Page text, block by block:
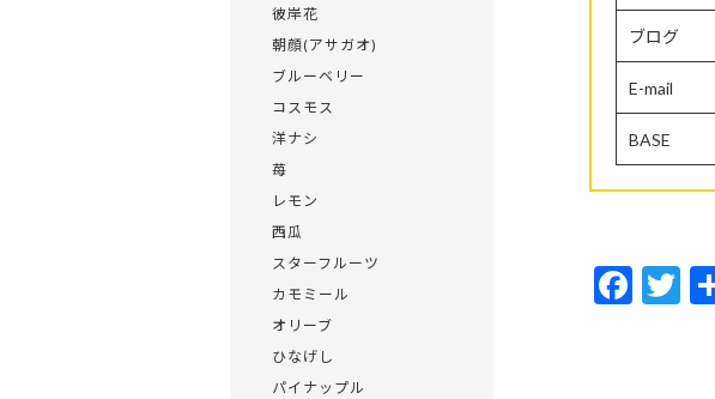
ブログ
E-mail
BASE
F
ac
T
w
彼岸花
朝顔(アサガオ)
ブルーベリー
コスモス
洋ナシ
苺
レモン
西瓜
スターフルーツ
カモミール
オリーブ
ひなげし
パイナップル